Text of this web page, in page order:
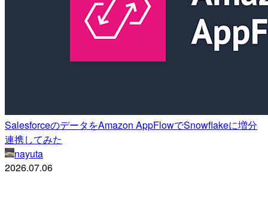
SalesforceのデータをAmazon AppFlowでSnowflakeに増分
連携してみた
nayuta
2026.07.06